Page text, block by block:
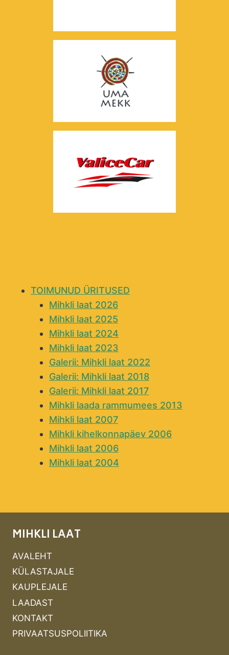
TOIMUNUD ÜRITUSED
Mihkli laat 2026
Mihkli laat 2025
Mihkli laat 2024
Mihkli laat 2023
Galerii: Mihkli laat 2022
Galerii: Mihkli laat 2018
Galerii: Mihkli laat 2017
Mihkli laada rammumees 2013
Mihkli laat 2007
Mihkli kihelkonnapäev 2006
Mihkli laat 2006
Mihkli laat 2004
MIHKLI LAAT
AVALEHT
KÜLASTAJALE
KAUPLEJALE
LAADAST
KONTAKT
PRIVAATSUSPOLIITIKA